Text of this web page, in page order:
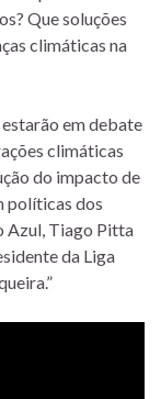
Que soluções
climáticas na
em debate
climáticas
do impacto de
políticas dos
Azul, Tiago Pitta
da Liga